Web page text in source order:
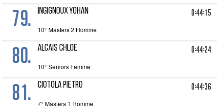
79. INGIGNOUX YOHAN 0:44:15
10° Masters 2 Homme
80. ALCAIS CHLOE 0:44:24
10° Seniors Femme
81. CIOTOLA PIETRO 0:44:36
7° Masters 1 Homme